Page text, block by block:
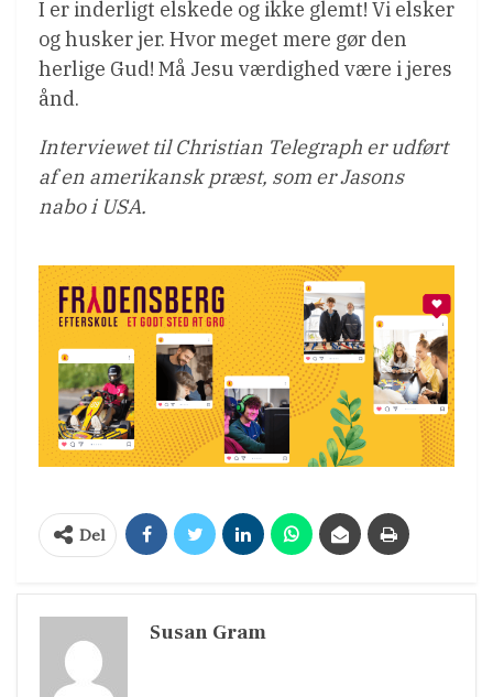
I er inderligt elskede og ikke glemt! Vi elsker
og husker jer. Hvor meget mere gør den
herlige Gud! Må Jesu værdighed være i jeres
ånd.
Interviewet til Christian Telegraph er udført
af en amerikansk præst, som er Jasons
nabo i USA.
Del
Susan Gram